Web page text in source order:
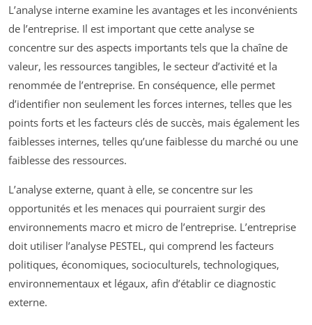
L’analyse interne examine les avantages et les inconvénients
de l’entreprise. Il est important que cette analyse se
concentre sur des aspects importants tels que la chaîne de
valeur, les ressources tangibles, le secteur d’activité et la
renommée de l’entreprise. En conséquence, elle permet
d’identifier non seulement les forces internes, telles que les
points forts et les facteurs clés de succès, mais également les
faiblesses internes, telles qu’une faiblesse du marché ou une
faiblesse des ressources.
L’analyse externe, quant à elle, se concentre sur les
opportunités et les menaces qui pourraient surgir des
environnements macro et micro de l’entreprise. L’entreprise
doit utiliser l’analyse PESTEL, qui comprend les facteurs
politiques, économiques, socioculturels, technologiques,
environnementaux et légaux, afin d’établir ce diagnostic
externe.